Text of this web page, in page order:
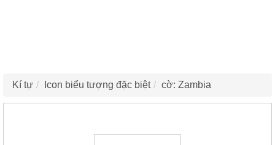
Kí tự Icon biểu tượng đặc biệt cờ: Zambia